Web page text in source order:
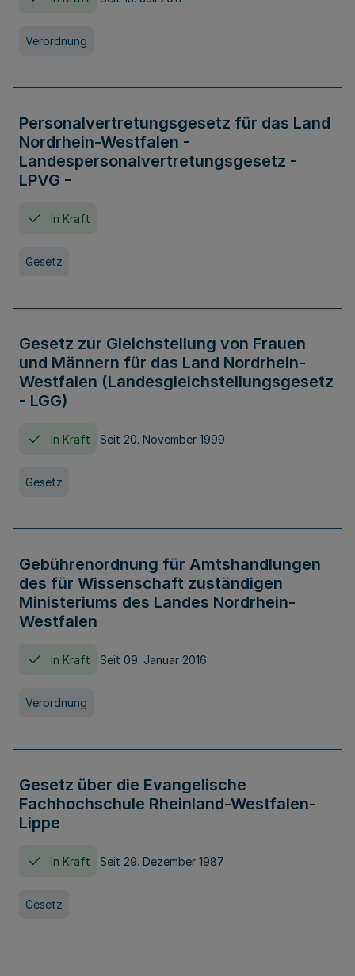
Verordnung
Personalvertretungsgesetz für das Land
Nordrhein-Westfalen -
Landespersonalvertretungsgesetz -
LPVG -
In Kraft
Gesetz
Gesetz zur Gleichstellung von Frauen
und Männern für das Land Nordrhein-
Westfalen (Landesgleichstellungsgesetz
- LGG)
In Kraft Seit 20. November 1999
Gesetz
Gebührenordnung für Amtshandlungen
des für Wissenschaft zuständigen
Ministeriums des Landes Nordrhein-
Westfalen
In Kraft Seit 09. Januar 2016
Verordnung
Gesetz über die Evangelische
Fachhochschule Rheinland-Westfalen-
Lippe
In Kraft Seit 29. Dezember 1987
Gesetz